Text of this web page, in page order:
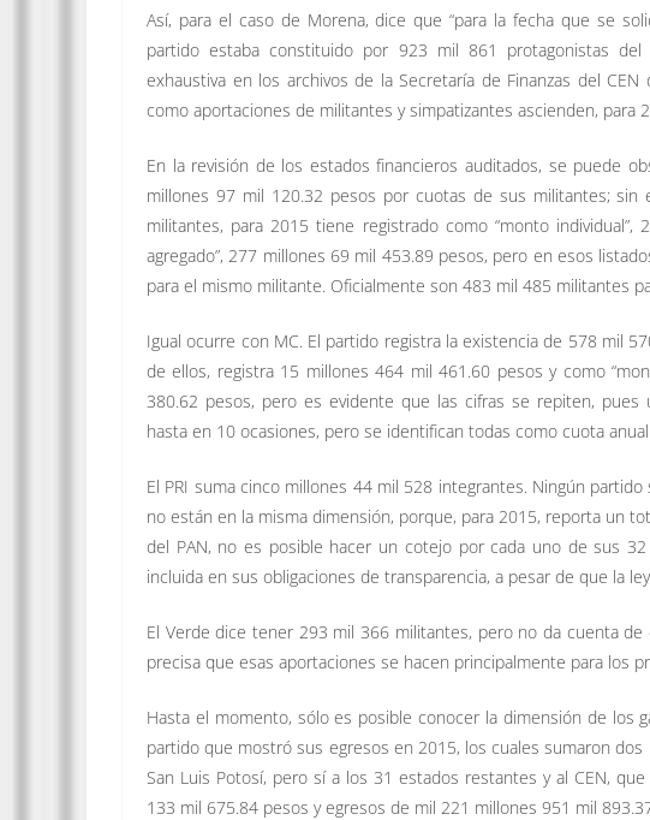
Así, para el caso de Morena, dice que “para la fecha que se
partido estaba constituido por 923 mil 861 protagonistas
exhaustiva en los archivos de la Secretaría de Finanzas del
como aportaciones de militantes y simpatizantes ascienden, para
En la revisión de los estados financieros auditados, se puede
millones 97 mil 120.32 pesos por cuotas de sus militantes;
militantes, para 2015 tiene registrado como “monto
agregado”, 277 millones 69 mil 453.89 pesos, pero en esos
para el mismo militante. Oficialmente son 483 mil 485 militantes
Igual ocurre con MC. El partido registra la existencia de 578 mil
de ellos, registra 15 millones 464 mil 461.60 pesos y como
380.62 pesos, pero es evidente que las cifras se repiten,
hasta en 10 ocasiones, pero se identifican todas como cuota
El PRI suma cinco millones 44 mil 528 integrantes. Ningún
no están en la misma dimensión, porque, para 2015, reporta un
del PAN, no es posible hacer un cotejo por cada uno de sus
incluida en sus obligaciones de transparencia, a pesar de que la
El Verde dice tener 293 mil 366 militantes, pero no da cuenta
precisa que esas aportaciones se hacen principalmente para los
Hasta el momento, sólo es posible conocer la dimensión de los
partido que mostró sus egresos en 2015, los cuales sumaron
San Luis Potosí, pero sí a los 31 estados restantes y al CEN,
133 mil 675.84 pesos y egresos de mil 221 millones 951 mil